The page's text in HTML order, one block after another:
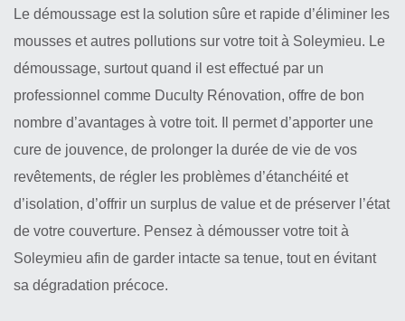
Le démoussage est la solution sûre et rapide d’éliminer les
mousses et autres pollutions sur votre toit à Soleymieu. Le
démoussage, surtout quand il est effectué par un
professionnel comme Duculty Rénovation, offre de bon
nombre d’avantages à votre toit. Il permet d’apporter une
cure de jouvence, de prolonger la durée de vie de vos
revêtements, de régler les problèmes d’étanchéité et
d’isolation, d’offrir un surplus de value et de préserver l’état
de votre couverture. Pensez à démousser votre toit à
Soleymieu afin de garder intacte sa tenue, tout en évitant
sa dégradation précoce.